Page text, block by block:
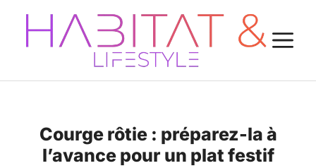
Aller
contenu
Courge rôtie : préparez-la à
l’avance pour un plat festif